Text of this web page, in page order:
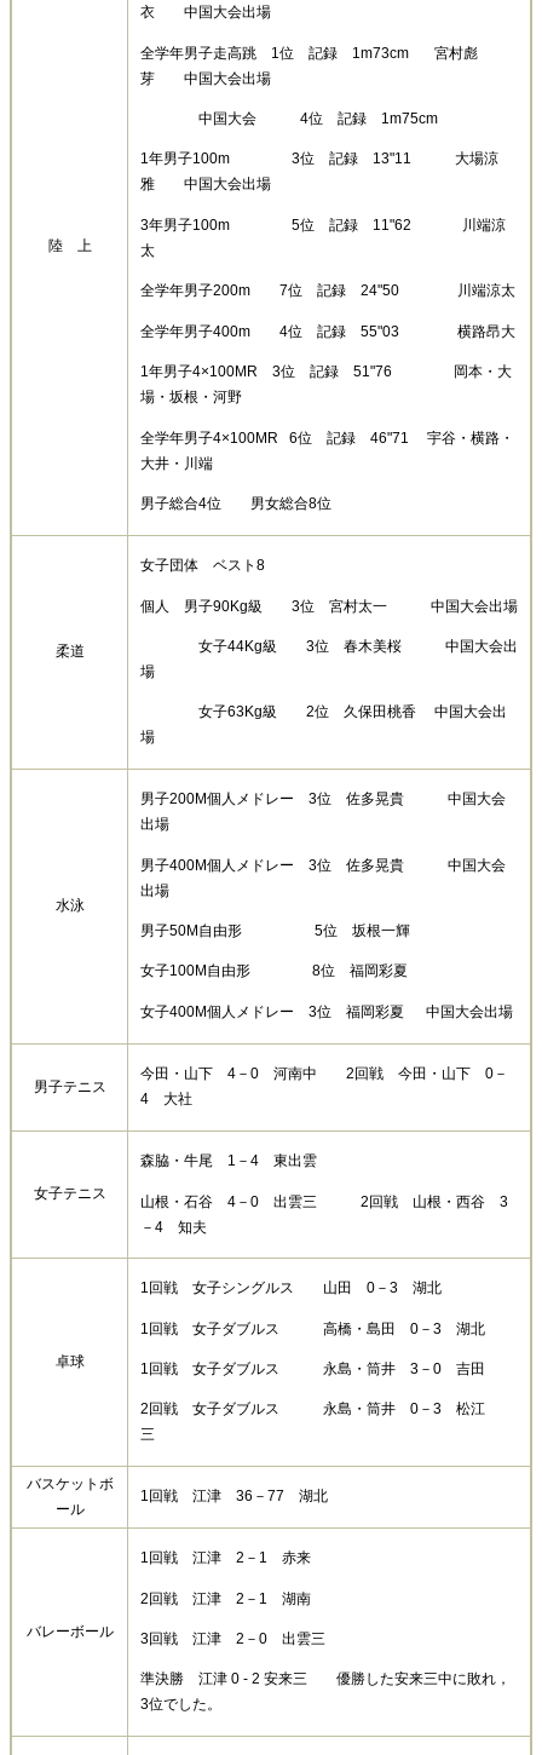
陸 上
衣 中国大会出場
全学年男子走高跳 1位 記録 1m73cm 宮村彪
芽 中国大会出場
中国大会 4位 記録 1m75cm
1年男子100m 3位 記録 13"11 大場涼
雅 中国大会出場
3年男子100m 5位 記録 11"62 川端涼
太
全学年男子200m 7位 記録 24"50 川端涼太
全学年男子400m 4位 記録 55"03 横路昂大
1年男子4×100MR 3位 記録 51"76 岡本・大
場・坂根・河野
全学年男子4×100MR 6位 記録 46"71 宇谷・横路・
大井・川端
男子総合4位 男女総合8位
柔道
女子団体 ベスト8
個人 男子90Kg級 3位 宮村太一 中国大会出場
女子44Kg級 3位 春木美桜 中国大会出
場
女子63Kg級 2位 久保田桃香 中国大会出
場
水泳
男子200M個人メドレー 3位 佐多晃貴 中国大会
出場
男子400M個人メドレー 3位 佐多晃貴 中国大会
出場
男子50M自由形 5位 坂根一輝
女子100M自由形 8位 福岡彩夏
女子400M個人メドレー 3位 福岡彩夏 中国大会出場
男子テニス
今田・山下 4－0 河南中 2回戦 今田・山下 0－
4 大社
女子テニス
森脇・牛尾 1－4 東出雲
山根・石谷 4－0 出雲三 2回戦 山根・西谷 3
－4 知夫
卓球
1回戦 女子シングルス 山田 0－3 湖北
1回戦 女子ダブルス 高橋・島田 0－3 湖北
1回戦 女子ダブルス 永島・筒井 3－0 吉田
2回戦 女子ダブルス 永島・筒井 0－3 松江
三
バスケットボ
ール
1回戦 江津 36－77 湖北
バレーボール
1回戦 江津 2－1 赤来
2回戦 江津 2－1 湖南
3回戦 江津 2－0 出雲三
準決勝 江津 0 - 2 安来三 優勝した安来三中に敗れ，
3位でした。